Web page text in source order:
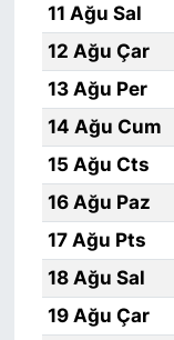
11 Ağu Sal
12 Ağu Çar
13 Ağu Per
14 Ağu Cum
15 Ağu Cts
16 Ağu Paz
17 Ağu Pts
18 Ağu Sal
19 Ağu Çar